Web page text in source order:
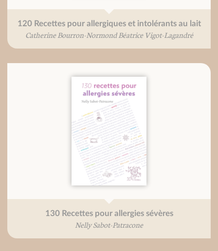
120 Recettes pour allergiques et intolérants au lait
Catherine Bourron-Normond Béatrice Vigot-Lagandré
130 Recettes pour allergies sévères
Nelly Sabot-Patracone